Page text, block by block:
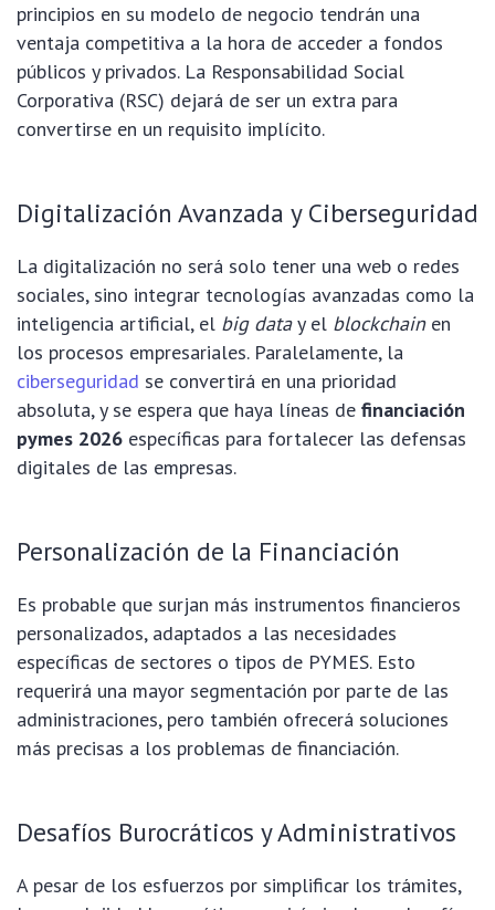
principios en su modelo de negocio tendrán una
ventaja competitiva a la hora de acceder a fondos
públicos y privados. La Responsabilidad Social
Corporativa (RSC) dejará de ser un extra para
convertirse en un requisito implícito.
Digitalización Avanzada y Ciberseguridad
La digitalización no será solo tener una web o redes
sociales, sino integrar tecnologías avanzadas como la
inteligencia artificial, el big datay el blockchainen
los procesos empresariales. Paralelamente, la
ciberseguridad se convertirá en una prioridad
absoluta, y se espera que haya líneas de financiación
pymes 2026 específicas para fortalecer las defensas
digitales de las empresas.
Personalización de la Financiación
Es probable que surjan más instrumentos financieros
personalizados, adaptados a las necesidades
específicas de sectores o tipos de PYMES. Esto
requerirá una mayor segmentación por parte de las
administraciones, pero también ofrecerá soluciones
más precisas a los problemas de financiación.
Desafíos Burocráticos y Administrativos
A pesar de los esfuerzos por simplificar los trámites,